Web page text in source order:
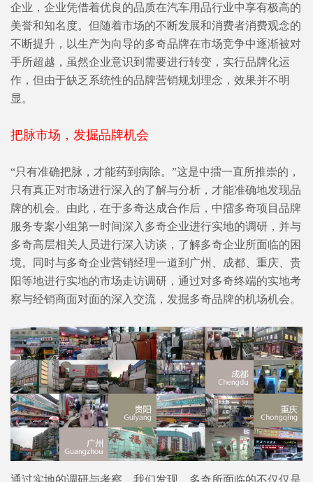
企业，企业凭借着优良的品质在汽车用品行业中享有极高的
美誉和知名度。但随着市场的不断发展和消费者消费观念的
不断提升，以生产为向导的多奇品牌在市场竞争中逐渐被对
手所超越，虽然企业意识到需要进行转变，实行品牌化运
作，但由于缺乏系统性的品牌营销规划理念，效果并不明
显。
把脉市场，发掘品牌机会
“只有准确把脉，才能药到病除。”这是中擂一直所推崇的，
只有真正对市场进行深入的了解与分析，才能准确地发现品
牌的机会。由此，在于多奇达成合作后，中擂多奇项目品牌
服务专案小组第一时间深入多奇企业进行实地的调研，并与
多奇高层相关人员进行深入访谈，了解多奇企业所面临的困
境。同时与多奇企业营销经理一道到广州、成都、重庆、贵
阳等地进行实地的市场走访调研，通过对多奇终端的实地考
察与经销商面对面的深入交流，发掘多奇品牌的机场机会。
通过实地的调研与考察，我们发现，多奇所面临的不仅仅是